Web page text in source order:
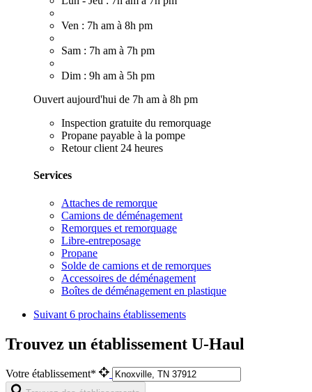
Ven : 7h am à 8h pm
Sam : 7h am à 7h pm
Dim : 9h am à 5h pm
Ouvert aujourd'hui de 7h am à 8h pm
Inspection gratuite du remorquage
Propane payable à la pompe
Retour client 24 heures
Services
Attaches de remorque
Camions de déménagement
Remorques et remorquage
Libre-entreposage
Propane
Solde de camions et de remorques
Accessoires de déménagement
Boîtes de déménagement en plastique
Suivant 6 prochains établissements
Trouvez un établissement U-Haul
Votre établissement*